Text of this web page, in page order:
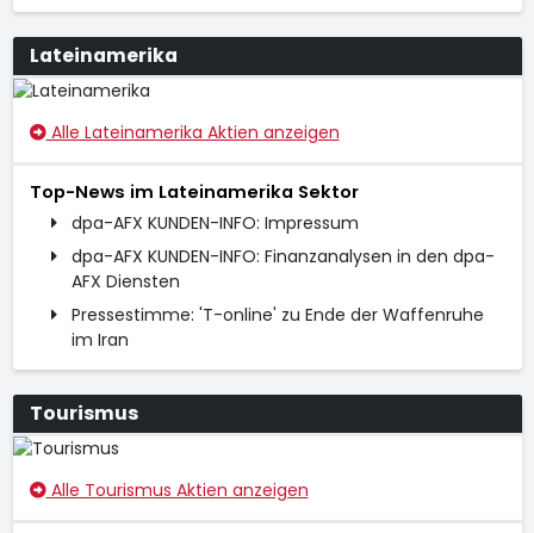
Lateinamerika
Alle Lateinamerika Aktien anzeigen
Top-News im Lateinamerika Sektor
dpa-AFX KUNDEN-INFO: Impressum
dpa-AFX KUNDEN-INFO: Finanzanalysen in den dpa-
AFX Diensten
Pressestimme: 'T-online' zu Ende der Waffenruhe
im Iran
Tourismus
Alle Tourismus Aktien anzeigen